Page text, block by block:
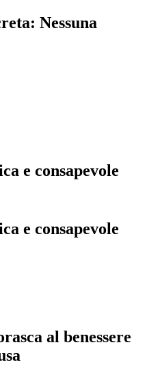
Nessuna
e consapevole
e consapevole
al benessere